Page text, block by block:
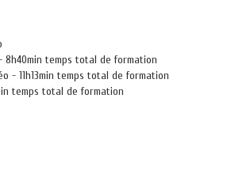
temps total de formation
- 11h13min temps total de formation
temps total de formation